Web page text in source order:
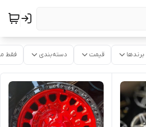
برندها قیمت دسته‌بندی فقط